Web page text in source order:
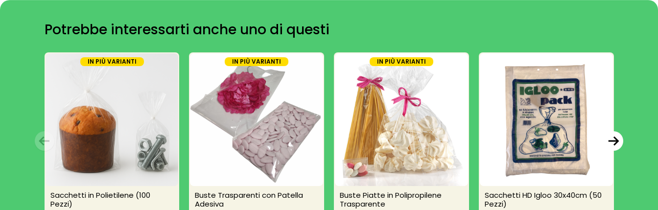
Potrebbe interessarti anche uno di questi
IN PIÙ VARIANTI
Sacchetti in Polietilene (100
Pezzi)
IN PIÙ VARIANTI
Buste Trasparenti con Patella
Adesiva
IN PIÙ VARIANTI
Buste Piatte in Polipropilene
Trasparente
Sacchetti HD Igloo 30x40cm (50
Pezzi)